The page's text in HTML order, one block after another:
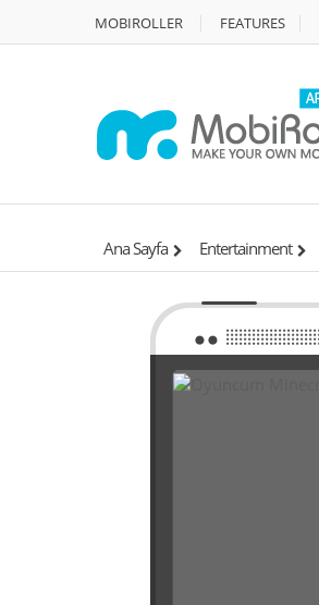
MOBIROLLER FEATURES
Ana Sayfa Entertainment